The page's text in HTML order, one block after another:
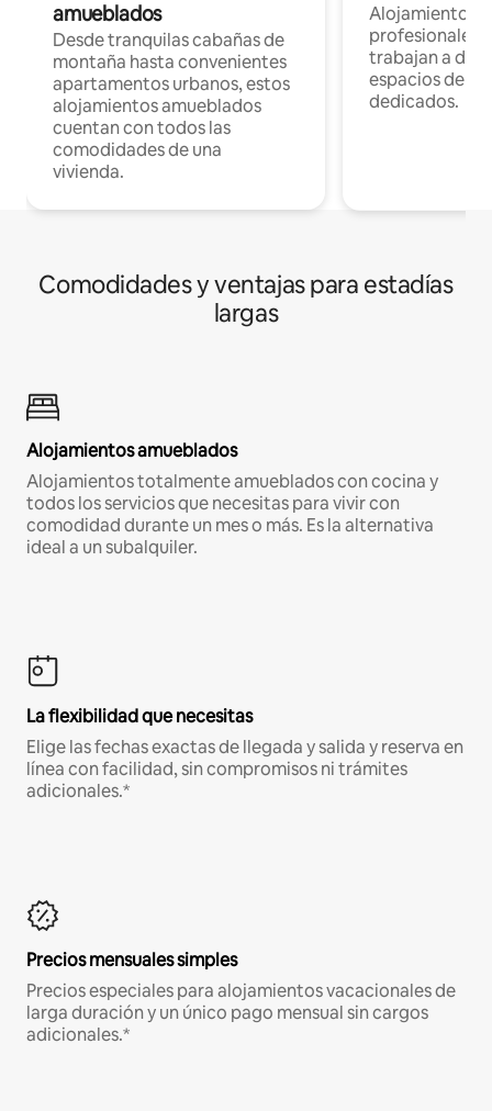
amueblados
Desde tranquilas cabañas de
montaña hasta convenientes
apartamentos urbanos, estos
alojamientos amueblados
cuentan con todos las
comodidades de una
vivienda.
Alojamientos
profesionales
trabajan a
espacios de
dedicados.
Comodidades y ventajas para estadías
largas
Alojamientos amueblados
Alojamientos totalmente amueblados con cocina y
todos los servicios que necesitas para vivir con
comodidad durante un mes o más. Es la alternativa
ideal a un subalquiler.
La flexibilidad que necesitas
Elige las fechas exactas de llegada y salida y reserva en
línea con facilidad, sin compromisos ni trámites
adicionales.*
Precios mensuales simples
Precios especiales para alojamientos vacacionales de
larga duración y un único pago mensual sin cargos
adicionales.*